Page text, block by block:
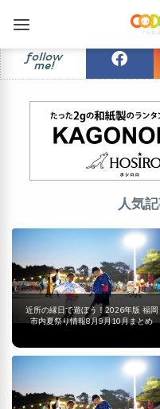
follow
me!
人気
近所の縁日で遊ぼう！2026年版 福岡
市内夏祭り情報8月9月10月まとめ